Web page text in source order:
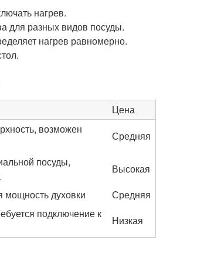
нагрев.
для разных видов посуды.
нагрев равномерно.
Цена
возможен
Средняя
посуды,
Высокая
мощность духовки
Средняя
подключение к
Низкая